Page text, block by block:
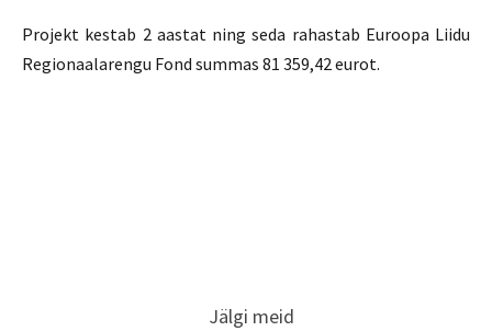
Projekt kestab 2 aastat ning seda rahastab Euroopa Liidu
Regionaalarengu Fond summas 81 359,42 eurot.
Jälgi meid